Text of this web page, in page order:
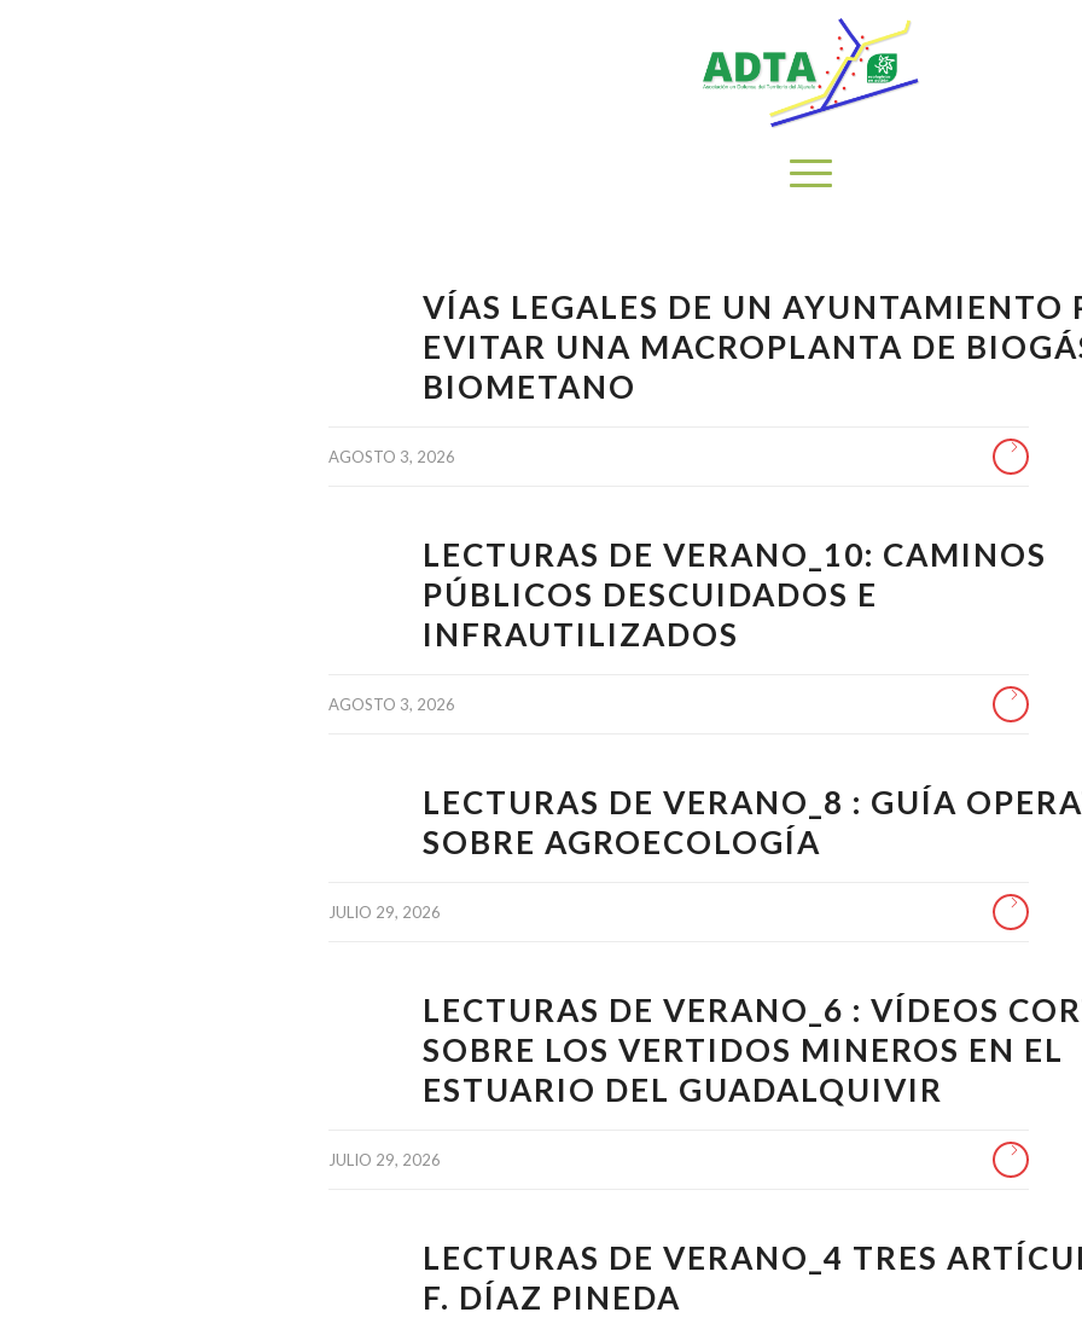
VÍAS LEGALES DE UN AYUNTAMIENTO
EVITAR UNA MACROPLANTA DE
BIOMETANO
AGOSTO 3, 2026
LECTURAS DE VERANO_10: CAMINOS
PÚBLICOS DESCUIDADOS E
INFRAUTILIZADOS
AGOSTO 3, 2026
LECTURAS DE VERANO_8 : GUÍA
SOBRE AGROECOLOGÍA
JULIO 29, 2026
LECTURAS DE VERANO_6 : VÍDEOS
SOBRE LOS VERTIDOS MINEROS EN EL
ESTUARIO DEL GUADALQUIVIR
JULIO 29, 2026
LECTURAS DE VERANO_4 TRES
F. DÍAZ PINEDA